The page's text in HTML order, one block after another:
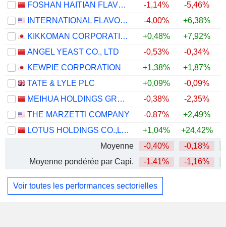
FOSHAN HAITIAN FLAVOURING AND FOOD COMPANY LTD.
-1,14% -5,46%
INTERNATIONAL FLAVORS & FRAGRANCES INC.
-4,00% +6,38%
KIKKOMAN CORPORATION
+0,48% +7,92%
ANGEL YEAST CO., LTD
-0,53% -0,34%
KEWPIE CORPORATION
+1,38% +1,87%
TATE & LYLE PLC
+0,09% -0,09%
MEIHUA HOLDINGS GROUP CO.,LTD
-0,38% -2,35%
THE MARZETTI COMPANY
-0,87% +2,49%
LOTUS HOLDINGS CO.,LTD.
+1,04% +24,42%
Moyenne
-0,40% -0,18%
Moyenne pondérée par Capi.
-1,41% -1,16%
Voir toutes les performances sectorielles